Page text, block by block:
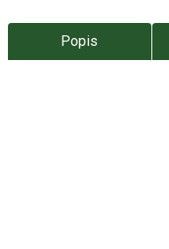
Popis